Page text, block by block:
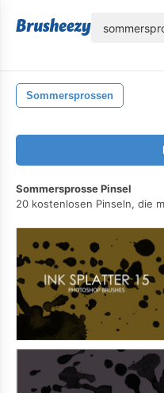
Sommersprossen
Sommersprosse Pinsel
20 kostenlosen Pinseln, die